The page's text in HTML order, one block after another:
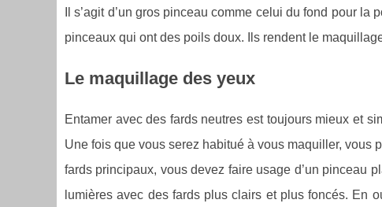
Il s’agit d’un gros pinceau comme celui du fond pour
pinceaux qui ont des poils doux. Ils rendent le
Le maquillage des yeux
Entamer avec des fards neutres est toujours mieux et
Une fois que vous serez habitué à vous maquiller, vous
fards principaux, vous devez faire usage d’un pinceau
lumières avec des fards plus clairs et plus foncés. En